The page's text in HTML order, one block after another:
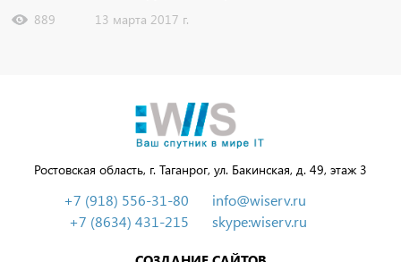
889 13 марта 2017 г.
Ростовская область, г. Таганрог, ул. Бакинская, д. 49, этаж 3
+7 (918) 556-31-80
+7 (8634) 431-215
info@wiserv.ru
skype:wiserv.ru